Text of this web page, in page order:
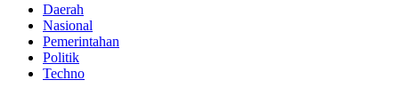
Daerah
Nasional
Pemerintahan
Politik
Techno